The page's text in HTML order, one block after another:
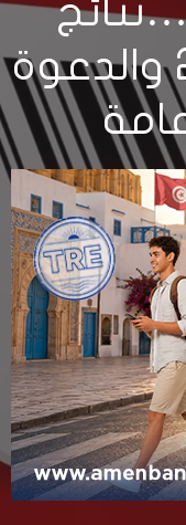
مميزة سنة 2023 والدعوة